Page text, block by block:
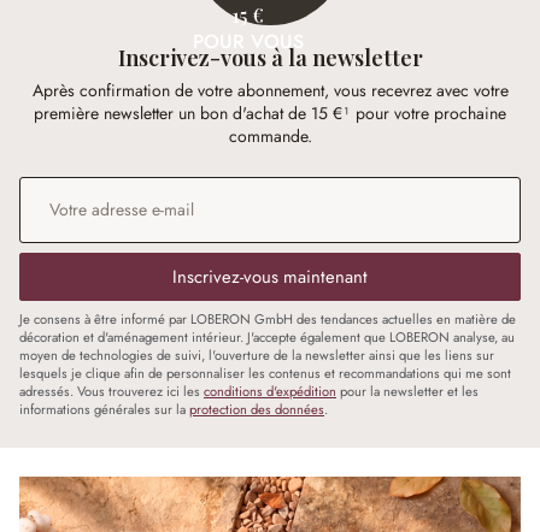
15 €
POUR VOUS
Inscrivez-vous à la newsletter
Après confirmation de votre abonnement, vous recevrez avec votre
première newsletter un bon d'achat de 15 €¹ pour votre prochaine
commande.
Adresse e-mail
Inscrivez-vous maintenant
Je consens à être informé par LOBERON GmbH des tendances actuelles en matière de
décoration et d'aménagement intérieur. J'accepte également que LOBERON analyse, au
moyen de technologies de suivi, l'ouverture de la newsletter ainsi que les liens sur
lesquels je clique afin de personnaliser les contenus et recommandations qui me sont
adressés. Vous trouverez ici les conditions d'expédition pour la newsletter et les
informations générales sur laprotection des données.